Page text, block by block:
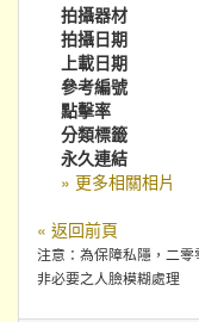
拍攝器材
拍攝日期
上載日期
參考編號
點擊率
分類標籤
永久連結
» 更多相關相片
« 返回前頁
注意：為保障私隱，二
非必要之人臉模糊處理